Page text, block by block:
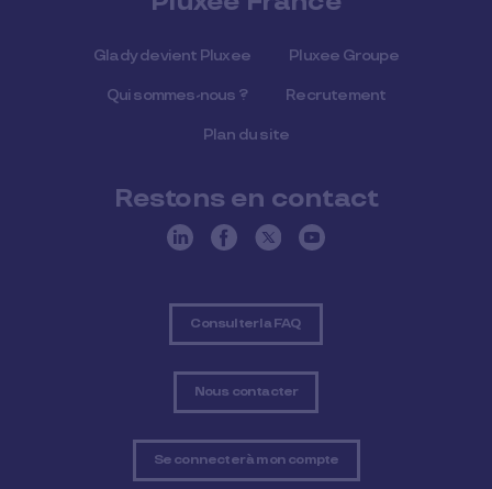
Glady devient Pluxee Pluxee Groupe
Qui sommes-nous ? Recrutement
Plan du site
Restons en contact
Consulter la FAQ
Nous contacter
Se connecter à mon compte